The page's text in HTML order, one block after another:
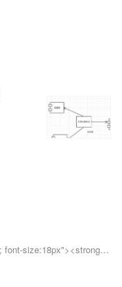
<p><span style="font-family:KaiTi_GB2312; font-size:18px"><strong>一.构件图概述</strong></span></p> <p><span style="font-family:KaiTi_GB2312; font-size:18px">1.概念</span></p> <p><span style="font-famil